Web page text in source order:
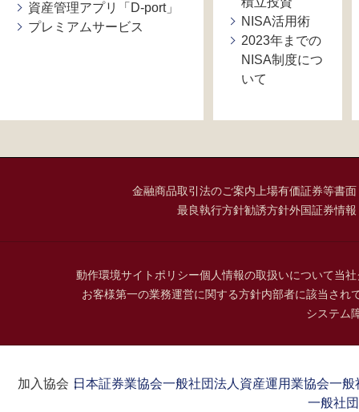
資産管理アプリ「D-port」
プレミアムサービス
NISA活用術
2023年までの
NISA制度につ
いて
金融商品取引法のご案内 上場有価証券等書
最良執行方針勧誘方針外国証券情
動作環境サイトポリシー個人情報の取扱いについて当
お客様第一の業務運営に関する方針内部者に該当され
システム
加入協会：日本証券業協会一般社団法人資産運用業協会一般
一般社